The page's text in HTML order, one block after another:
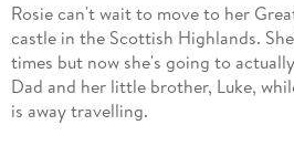
Rosie can't wait to move to her
castle in the Scottish Highlands.
times but now she's going to
Dad and her little brother, Luke,
is away travelling.